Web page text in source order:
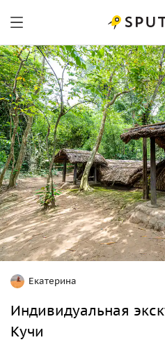
Екатерина
Индивидуальная
Кучи